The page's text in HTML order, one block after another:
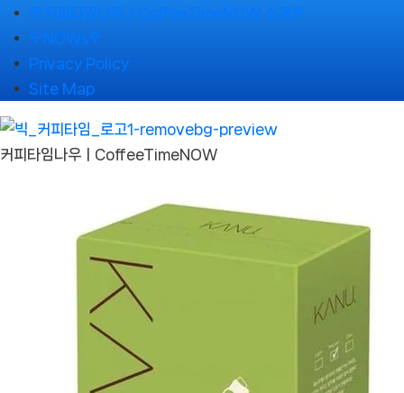
Skip
to
content
🌹커피타임나우ㅣCoffeeTimeNOW 소개🌹
🌹NOWs🌹
Privacy Policy
Site Map
커피타임나우ㅣCoffeeTimeNOW